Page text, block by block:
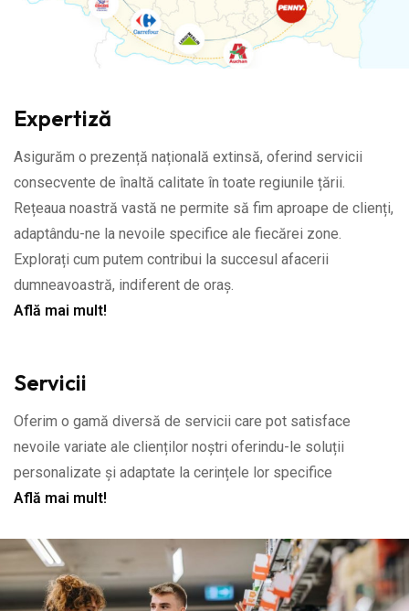
Expertiză
Asigurăm o prezență națională extinsă, oferind servicii
consecvente de înaltă calitate în toate regiunile țării.
Rețeaua noastră vastă ne permite să fim aproape de clienți,
adaptându-ne la nevoile specifice ale fiecărei zone.
Explorați cum putem contribui la succesul afacerii
dumneavoastră, indiferent de oraș.
Află mai mult!
Servicii
Oferim o gamă diversă de servicii care pot satisface
nevoile variate ale clienților noștri oferindu-le soluții
personalizate și adaptate la cerințele lor specifice
Află mai mult!